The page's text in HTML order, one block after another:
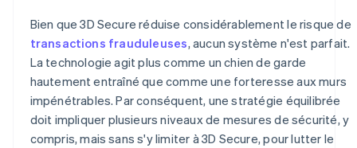
Bien que 3D Secure réduise considérablement le risque de
transactions frauduleuses, aucun système n'est parfait.
La technologie agit plus comme un chien de garde
hautement entraîné que comme une forteresse aux murs
impénétrables. Par conséquent, une stratégie équilibrée
doit impliquer plusieurs niveaux de mesures de sécurité, y
compris, mais sans s'y limiter à 3D Secure, pour lutter le